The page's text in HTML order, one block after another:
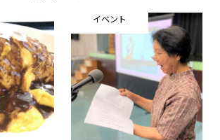
イベント